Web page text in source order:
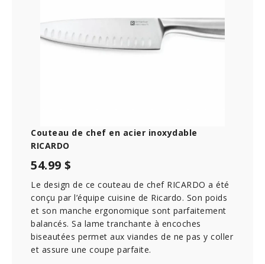
Couteau de chef en acier inoxydable
RICARDO
54.99 $
Le design de ce couteau de chef RICARDO a été
conçu par l’équipe cuisine de Ricardo. Son poids
et son manche ergonomique sont parfaitement
balancés. Sa lame tranchante à encoches
biseautées permet aux viandes de ne pas y coller
et assure une coupe parfaite.